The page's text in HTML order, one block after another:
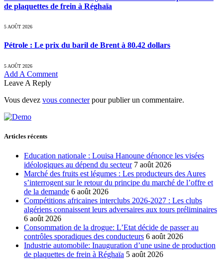
de plaquettes de frein à Réghaïa
5 AOÛT 2026
Pétrole : Le prix du baril de Brent à 80.42 dollars
5 AOÛT 2026
Add A Comment
Leave A Reply
Vous devez vous connecterpour publier un commentaire.
Articles récents
Education nationale : Louisa Hanoune dénonce les visées
idéologiques au dépend du secteur 7 août 2026
Marché des fruits est légumes : Les producteurs des Aures
s’interrogent sur le retour du principe du marché de l’offre et
de la demande 6 août 2026
Compétitions africaines interclubs 2026-2027 : Les clubs
algériens connaissent leurs adversaires aux tours préliminaires
6 août 2026
Consommation de la drogue: L’Etat décide de passer au
contrôles sporadiques des conducteurs 6 août 2026
Industrie automobile: Inauguration d’une usine de production
de plaquettes de frein à Réghaïa 5 août 2026